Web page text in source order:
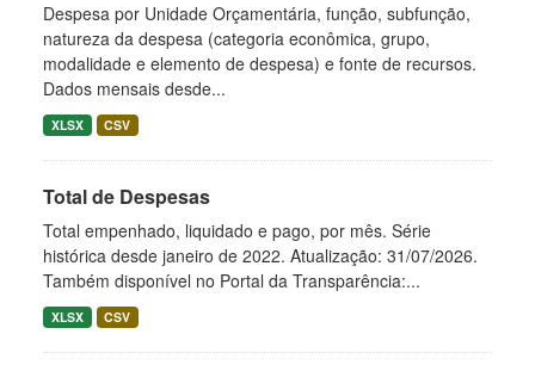
Despesa por Unidade Orçamentária, função, subfunção,
natureza da despesa (categoria econômica, grupo,
modalidade e elemento de despesa) e fonte de recursos.
Dados mensais desde...
XLSX CSV
Total de Despesas
Total empenhado, liquidado e pago, por mês. Série
histórica desde janeiro de 2022. Atualização: 31/07/2026.
Também disponível no Portal da Transparência:...
XLSX CSV